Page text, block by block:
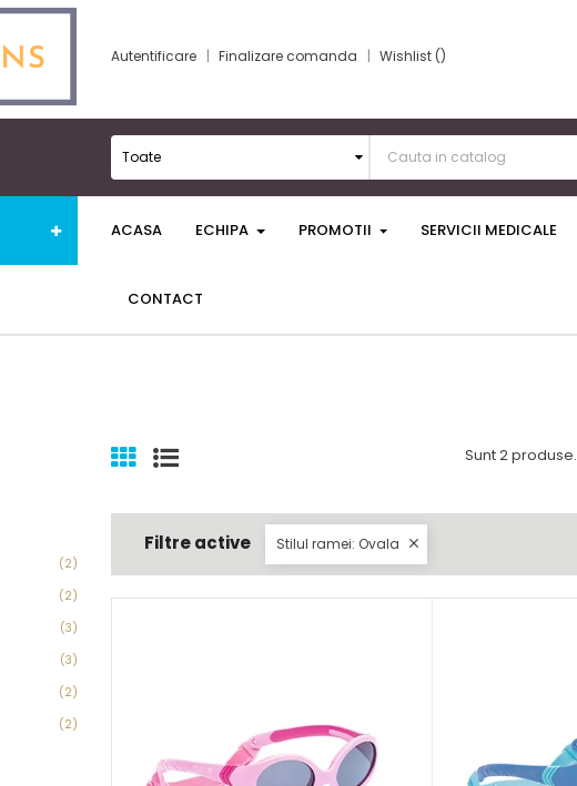
Autentificare Finalizare comanda Wishlist
Toate
ACASA ECHIPA PROMOTII SERVICII MEDICALE
CONTACT
(2)
(2)
(3)
(3)
(2)
(2)
Sunt 2 produse.
Filtre active Stilul ramei: Ovala 